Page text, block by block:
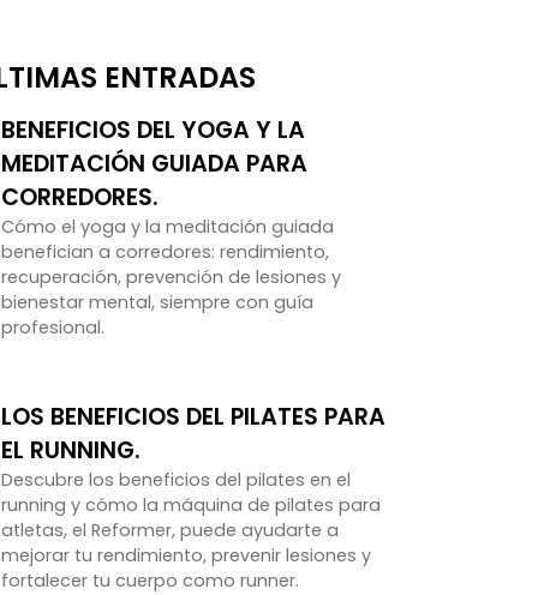
ENTRADAS
BENEFICIOS DEL YOGA Y LA
MEDITACIÓN GUIADA PARA
CORREDORES.
Cómo el yoga y la meditación guiada
benefician a corredores: rendimiento,
recuperación, prevención de lesiones y
bienestar mental, siempre con guía
profesional.
LOS BENEFICIOS DEL PILATES PARA
EL RUNNING.
Descubre los beneficios del pilates en el
running y cómo la máquina de pilates para
atletas, el Reformer, puede ayudarte a
mejorar tu rendimiento, prevenir lesiones y
fortalecer tu cuerpo como runner.